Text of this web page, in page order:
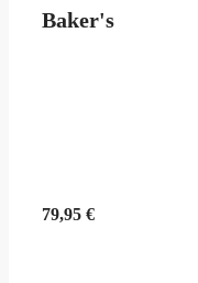
Baker's
79,95 €